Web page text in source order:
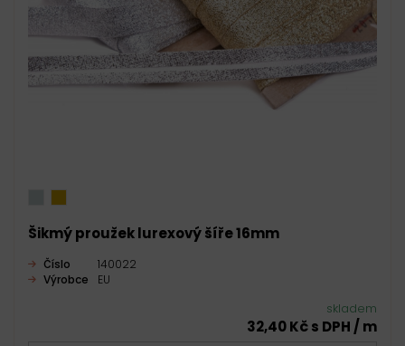
Šikmý proužek lurexový šíře 16mm
Číslo
140022
Výrobce
EU
skladem
32,40 Kč s DPH / m